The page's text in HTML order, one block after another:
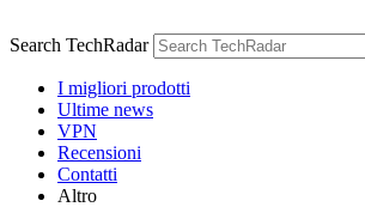
Search TechRadar
I migliori prodotti
Ultime news
VPN
Recensioni
Contatti
Altro